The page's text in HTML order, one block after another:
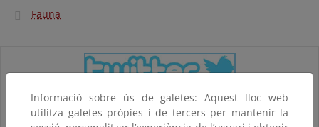
Fauna
Informació sobre ús de galetes: Aquest lloc web
utilitza galetes pròpies i de tercers per mantenir la